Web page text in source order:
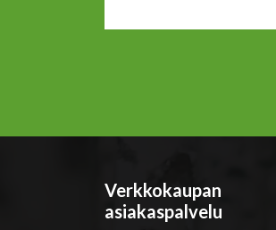
Verkkokaupan
asiakaspalvelu